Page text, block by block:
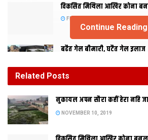
विकसित मिथिला आखिर कोना
FEBRUARY 23, 2019
बढैत गेल बीमारी, घटैत गेल इलाज
Continue Reading
Related Posts
नुकायल अपन सौरा कहीं हेरा नहि
NOVEMBER 10, 2019